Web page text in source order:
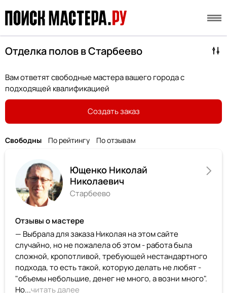
Отделка полов в Старбеево
Вам ответят свободные мастера вашего города с
подходящей квалификацией
Создать заказ
Свободны По рейтингу По отзывам
Ющенко Николай
Николаевич
Старбеево
Отзывы о мастере
— Выбрала для заказа Николая на этом сайте
случайно, но не пожалела об этом - работа была
сложной, кропотливой, требующей нестандартного
подхода, то есть такой, которую делать не любят -
"объемы небольшие, денег не много, а возни много".
Но...читать далее